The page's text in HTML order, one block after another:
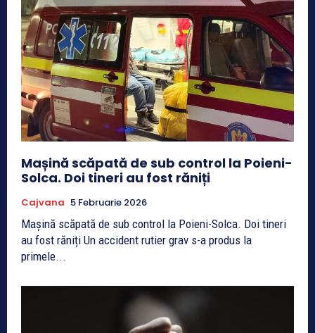
Mașină scăpată de sub control la Poieni-
Solca. Doi tineri au fost răniți
Cajvana 5 Februarie 2026
Mașină scăpată de sub control la Poieni-Solca. Doi tineri
au fost răniți Un accident rutier grav s-a produs la
primele...